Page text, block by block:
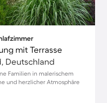
mit Terrasse
Deutschland
Familien in malerischem
und herzlicher Atmosphäre